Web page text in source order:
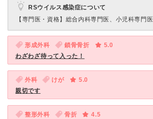
RSウイルス感染症について
【専門医・資格】 総合内科専門医、小児科専門医
形成外科 鎖骨骨折
5.0
わざわざ待って入った！
外科 けが
5.0
親切です
整形外科 骨折
4.5